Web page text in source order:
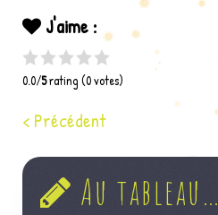
J'aime :
0.0/5rating (0 votes)
< Précédent
Au tableau…